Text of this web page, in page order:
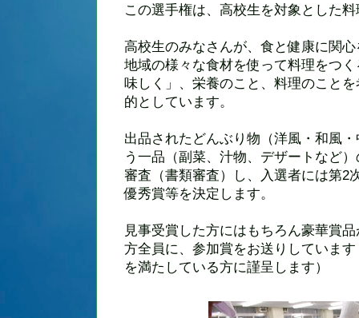
この選手権は、高校生を対象とした
高校生のみなさんが、食と健康に関
地域の様々な食材を使って料理をつ
味しく」、栄養のこと、料理のこと
的としています。
出品されたどんぶり物（洋風・和風
う一品（副菜、汁物、デザートなど
審査（書類審査）し、入選者には第2
優秀賞等を決定します。
見事受賞した方にはもちろん豪華賞
方全員に、参加賞をお送りしていま
を満たしている方に謹呈します）